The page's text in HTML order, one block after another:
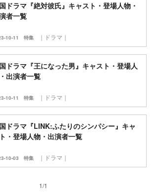
ドラマ『絶対彼氏』キャスト・登場人物・
者一覧
10-11 特集 ｜ドラマ｜
ドラマ『王になった男』キャスト・登場人
出演者一覧
10-11 特集 ｜ドラマ｜
ドラマ『LINK:ふたりのシンパシー』キャ
・登場人物・出演者一覧
10-03 特集 ｜ドラマ｜
1/1